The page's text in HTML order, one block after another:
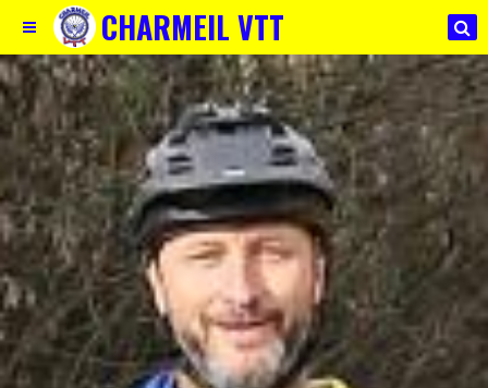
CHARMEIL VTT